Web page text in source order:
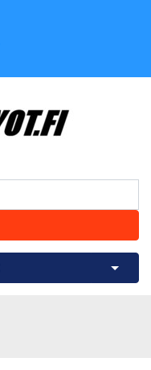
Avaa